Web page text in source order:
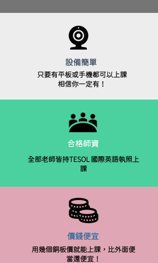
設備簡單
只要有平板或手機都可以上課
相信你一定有！
合格師資
全部老師皆持TESOL 國際英語執照上
課
價錢便宜
用幾個銅板價就能上課，比外面便
當還便宜！